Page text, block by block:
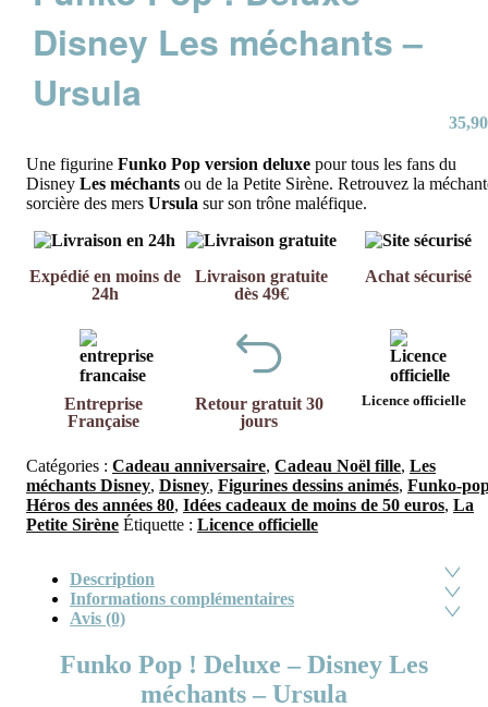
Disney Les méchants –
Ursula
35,90
Une figurine Funko Pop version deluxe pour tous les fans du
Disney Les méchants ou de la Petite Sirène. Retrouvez la
sorcière des mers Ursula sur son trône maléfique.
Expédié en moins de
24h
Livraison gratuite
dès 49€
Achat sécurisé
Entreprise
Française
Retour gratuit 30
jours
Licence officielle
Catégories : Cadeau anniversaire, Cadeau Noël fille, Les
méchants Disney, Disney, Figurines dessins animés, Funko-
Héros des années 80, Idées cadeaux de moins de 50 euros, La
Petite Sirène Étiquette : Licence officielle
Description
Informations complémentaires
Avis (0)
Funko Pop ! Deluxe – Disney Les
méchants – Ursula